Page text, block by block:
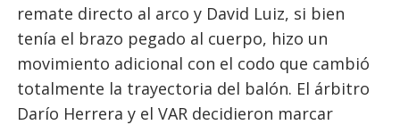
remate directo al arco y David Luiz, si bien
tenía el brazo pegado al cuerpo, hizo un
movimiento adicional con el codo que cambió
totalmente la trayectoria del balón. El árbitro
Darío Herrera y el VAR decidieron marcar